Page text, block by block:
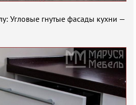
Угловые гнутые фасады кухни —